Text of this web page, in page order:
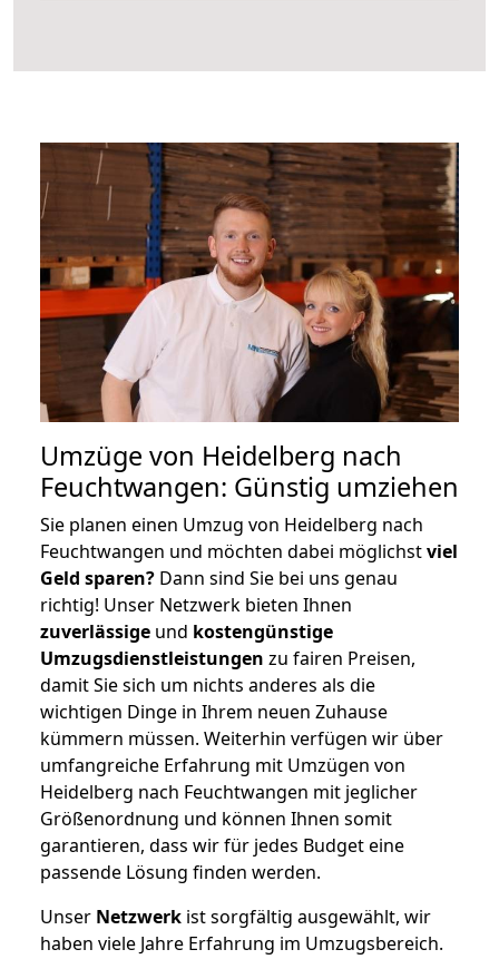
Umzüge von Heidelberg nach
Feuchtwangen: Günstig umziehen
Sie planen einen Umzug von Heidelberg nach
Feuchtwangen und möchten dabei möglichstviel
Geld sparen? Dann sind Sie bei uns genau
richtig! Unser Netzwerk bieten Ihnen
zuverlässige und kostengünstige
Umzugsdienstleistungen zu fairen Preisen,
damit Sie sich um nichts anderes als die
wichtigen Dinge in Ihrem neuen Zuhause
kümmern müssen. Weiterhin verfügen wir über
umfangreiche Erfahrung mit Umzügen von
Heidelberg nach Feuchtwangen mit jeglicher
Größenordnung und können Ihnen somit
garantieren, dass wir für jedes Budget eine
passende Lösung finden werden.
Unser Netzwerk ist sorgfältig ausgewählt, wir
haben viele Jahre Erfahrung im Umzugsbereich.